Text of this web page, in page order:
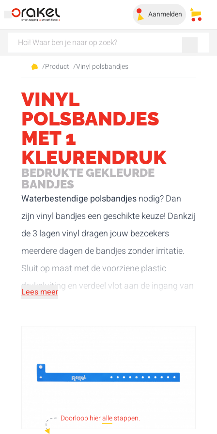
Aanmelden Mijn
/Product /Vinyl polsbandjes
VINYL
POLSBANDJES
MET 1
KLEURENDRUK
BEDRUKTE GEKLEURDE
BANDJES
Waterbestendige polsbandjesnodig? Dan
zijn vinyl bandjes een geschikte keuze! Dankzij
de 3 lagen vinyl dragen jouw bezoekers
meerdere dagen de bandjes zonder irritatie.
Sluit op maat met de voorziene plastic
druksluiting en verdeel vlot aan de ingang van
de perfecte keuze. Kies uit verschillende
drukkleur bepaal je volledig zelf!
Lees meer
Doorloop hierallestappen.